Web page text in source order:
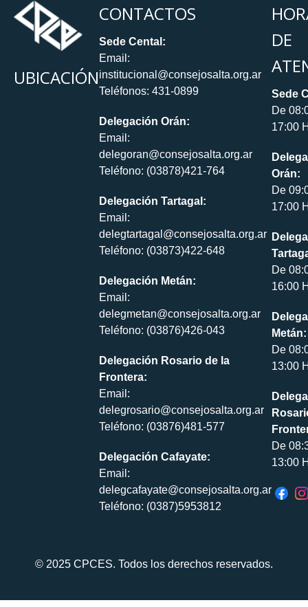
UBICACIÓN
CONTACTOS
Sede Cental:
Email:
institucional@consejosalta.org.ar
Teléfonos: 431-0899
Delegación Orán:
Email:
delegoran@consejosalta.org.ar
Teléfono: (03878)421-764
Delegación Tartagal:
Email:
delegtartagal@consejosalta.org.ar
Teléfono: (03873)422-648
Delegación Metán:
Email:
delegmetan@consejosalta.org.ar
Teléfono: (03876)426-043
Delegación Rosario de la
Frontera:
Email:
delegrosario@consejosalta.org.ar
Teléfono: (03876)481-577
Delegación Cafayate:
Email:
delegcafayate@consejosalta.org.ar
Teléfono: (0387)5953812
DE
Sede
De
17:00
Orán:
De
17:00
De
16:00
Metán:
De
13:00
De
13:00
© 2025 CPCES. Todos los derechos reservados.